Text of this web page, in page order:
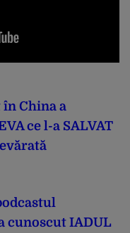
China a
ce l-a SALVAT
cunoscut IADUL